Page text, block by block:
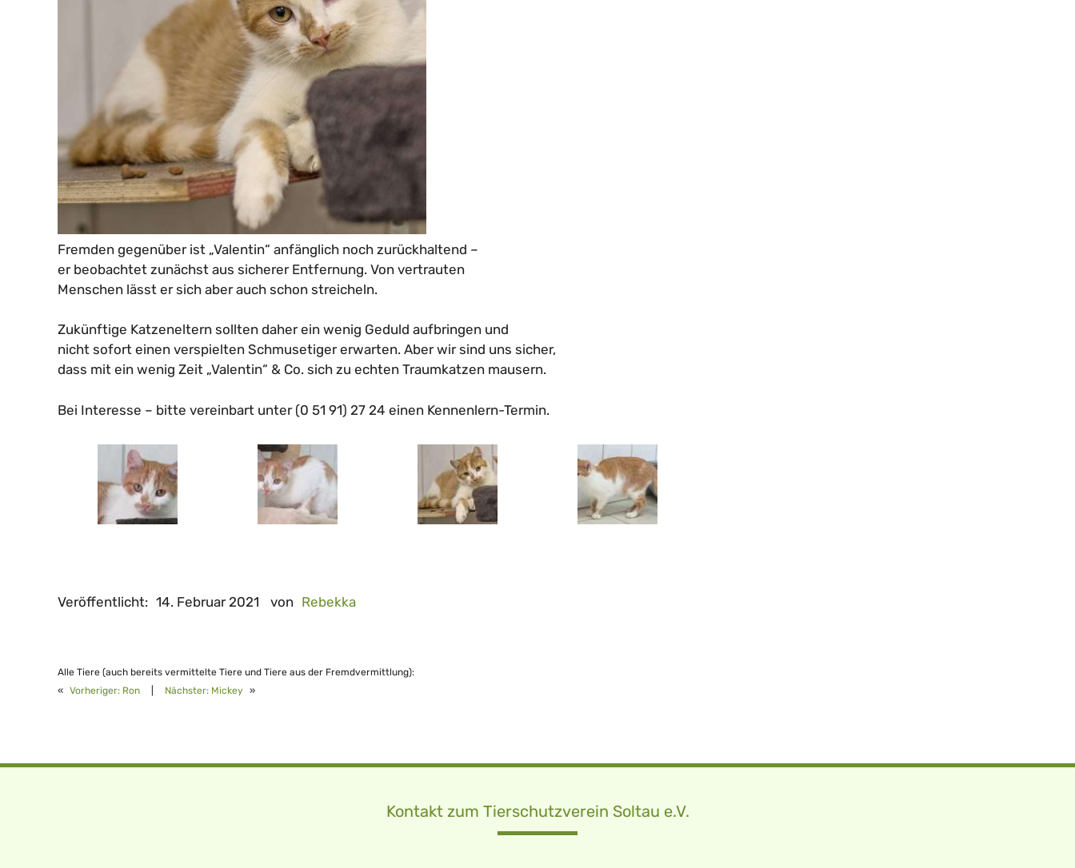
Fremden gegenüber ist „Valentin“ anfänglich noch zurückhaltend –
er beobachtet zunächst aus sicherer Entfernung. Von vertrauten
Menschen lässt er sich aber auch schon streicheln.
Zukünftige Katzeneltern sollten daher ein wenig Geduld aufbringen und
nicht sofort einen verspielten Schmusetiger erwarten. Aber wir sind uns sicher,
dass mit ein wenig Zeit „Valentin“ & Co. sich zu echten Traumkatzen mausern.
Bei Interesse – bitte vereinbart unter (0 51 91) 27 24 einen Kennenlern-Termin.
Veröffentlicht: 14. Februar 2021 von Rebekka
Alle Tiere (auch bereits vermittelte Tiere und Tiere aus der Fremdvermittlung):
« Vorheriger: Ron Nächster: Mickey »
Kontakt zum Tierschutzverein Soltau e.V.